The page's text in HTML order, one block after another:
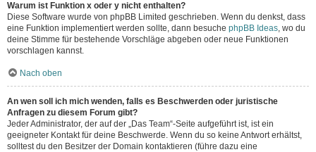
Warum ist Funktion x oder y nicht enthalten?
Diese Software wurde von phpBB Limited geschrieben. Wenn du denkst, dass
eine Funktion implementiert werden sollte, dann besuche phpBB Ideas, wo du
deine Stimme für bestehende Vorschläge abgeben oder neue Funktionen
vorschlagen kannst.
Nach oben
An wen soll ich mich wenden, falls es Beschwerden oder juristische
Anfragen zu diesem Forum gibt?
Jeder Administrator, der auf der „Das Team“-Seite aufgeführt ist, ist ein
geeigneter Kontakt für deine Beschwerde. Wenn du so keine Antwort erhältst,
solltest du den Besitzer der Domain kontaktieren (führe dazu eine